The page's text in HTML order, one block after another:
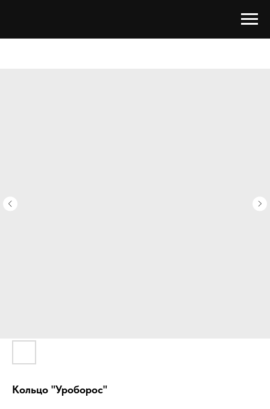
Кольцо "Уроборос"